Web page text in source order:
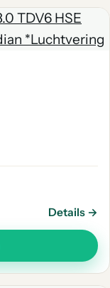
Details →